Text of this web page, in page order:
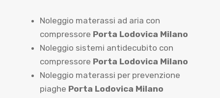
Noleggio materassi ad aria con
compressore Porta Lodovica Milano
Noleggio sistemi antidecubito con
compressore Porta Lodovica Milano
Noleggio materassi per prevenzione
piaghe Porta Lodovica Milano